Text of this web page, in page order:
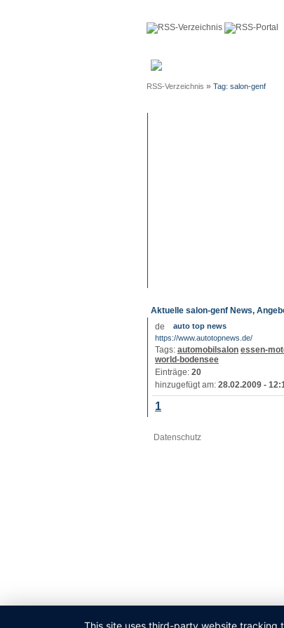
RSS-Verzeichnis » Tag: salon-genf
Aktuelle salon-genf News,
auto top news
https://www.autotopnews.de/
Tags: automobilsalon essen-
world-bodensee
Einträge: 20
hinzugefügt am: 28.02.2009 -
1
Datenschutz
This site uses third-party website tracking